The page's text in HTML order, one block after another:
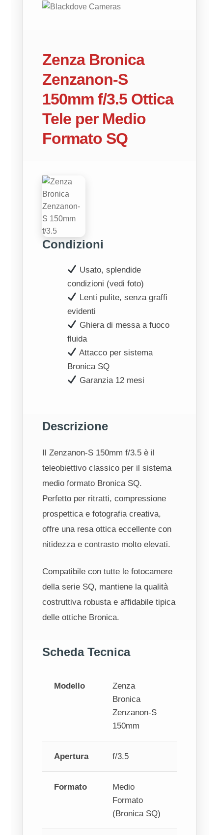
Zenza Bronica
Zenzanon‑S
150mm f/3.5 Ottica
Tele per Medio
Formato SQ
Condizioni
Usato, splendide
condizioni (vedi foto)
Lenti pulite, senza graffi
evidenti
Ghiera di messa a fuoco
fluida
Attacco per sistema
Bronica SQ
Garanzia 12 mesi
Descrizione
Il Zenzanon‑S 150mm f/3.5 è il
teleobiettivo classico per il sistema
medio formato Bronica SQ.
Perfetto per ritratti, compressione
prospettica e fotografia creativa,
offre una resa ottica eccellente con
nitidezza e contrasto molto elevati.
Compatibile con tutte le fotocamere
della serie SQ, mantiene la qualità
costruttiva robusta e affidabile tipica
delle ottiche Bronica.
Scheda Tecnica
Modello
Zenza
Bronica
Zenzanon‑S
150mm
Apertura f/3.5
Formato
Medio
Formato
(Bronica SQ)